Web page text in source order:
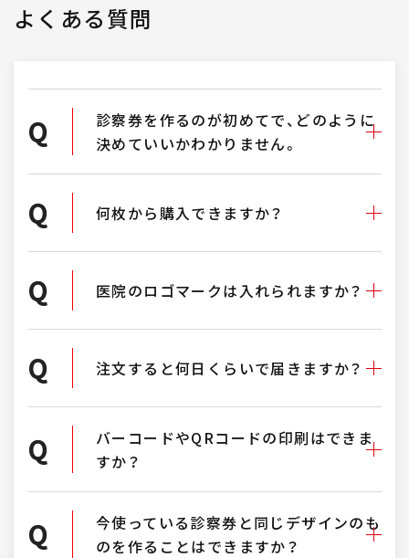
よくある質問
Q
診察券を作るのが初めてで、どのように
決めていいかわかりません。
Q 何枚から購入できますか？
Q 医院のロゴマークは入れられますか？
Q 注文すると何日くらいで届きますか？
Q
バーコードやQRコードの印刷はできま
すか？
Q
今使っている診察券と同じデザインのも
のを作ることはできますか？